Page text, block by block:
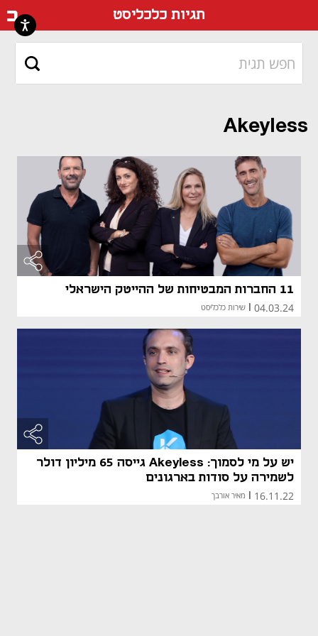
תגיות כלכליסט
Akeyless
11 החברות המבטיחות של ההייטק הישראלי
04.03.24 שירות כלכליסט
יש על מי לסמוך: Akeyless גייסה 65 מיליון דולר
לשמירה על סודות בארגונים
16.11.22 מאיר אורבך